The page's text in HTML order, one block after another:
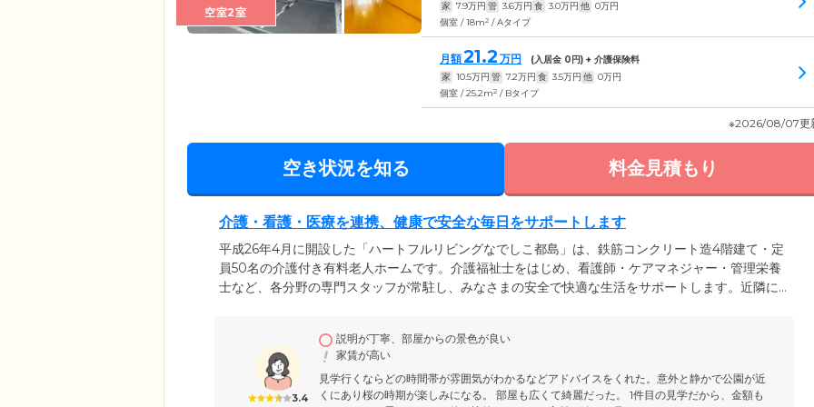
空室2室 家 7.9万円 管 3.6万円 食 3.0万円 他 0万円
個室 / 18m2 / Aタイプ
月額21.2 万円 (入居金 0 円) + 介護保険料
家 10.5万円 管 7.2万円 食 3.5万円 他 0万円
個室 / 25.2m2 / Bタイプ
※2026/08/07更
空き状況を知る 料金見積もり
介護・看護・医療を連携、健康で安全な毎日をサポートします
平成26年4月に開設した「ハートフルリビングなでしこ都島」は、鉄筋コンクリート造4階建て・定
員50名の介護付き有料老人ホームです。介護福祉士をはじめ、看護師・ケアマネジャー・管理栄養
士など、各分野の専門スタッフが常駐し、みなさまの安全で快適な生活をサポートします。近隣に
ください。居室はプライバシーに配慮した個室となり、トイレや洗面を完備。ご自身のペースでの
びのびと過ごせる、住空間をご用意しています。
3.4
説明が丁寧、部屋からの景色が良い
家賃が高い
見学行くならどの時間帯が雰囲気がわかるなどアドバイスをくれた。意外と静かで公園が近
くにあり桜の時期が楽しみになる。 部屋も広くて綺麗だった。 1件目の見学だから、金額も